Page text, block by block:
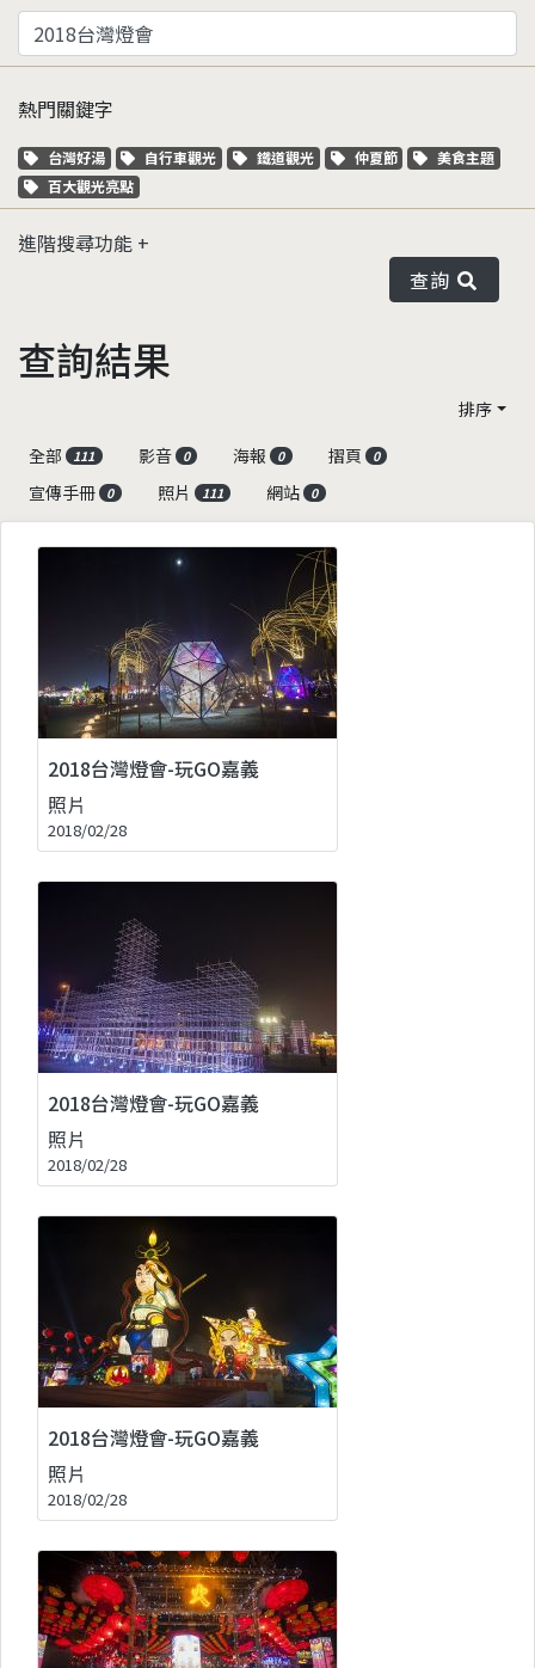
熱門關鍵字
關鍵字標籤
台灣好湯 關鍵字標籤
自行車觀光 關鍵字標籤
鐵道觀光 關鍵字標籤
仲夏節 關鍵字標籤
美食主題
關鍵字標籤
百大觀光亮點
進階搜尋功能
查詢
查詢結果
排序
全部
111 影音 0 海報 0 摺頁 0
宣傳手冊 0 照片 111 網站 0
2018台灣燈會-玩GO嘉義
照片
2018/02/28
2018台灣燈會-玩GO嘉義
照片
2018/02/28
2018台灣燈會-玩GO嘉義
照片
2018/02/28